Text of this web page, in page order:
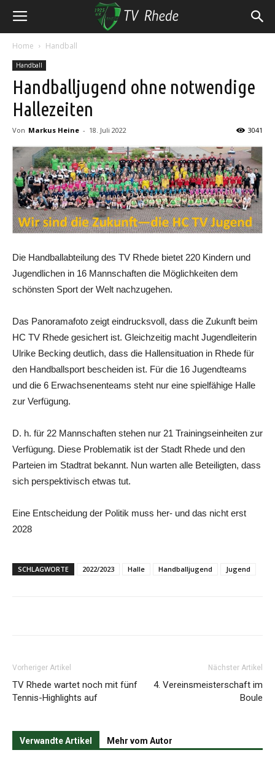
Home Handball
Handball
Handballjugend ohne notwendige
Hallezeiten
Von Markus Heine - 18. Juli 2022 3041
Die Handballabteilung des TV Rhede bietet 220 Kindern und
Jugendlichen in 16 Mannschaften die Möglichkeiten dem
schönsten Sport der Welt nachzugehen.
Das Panoramafoto zeigt eindrucksvoll, dass die Zukunft beim
HC TV Rhede gesichert ist. Gleichzeitig macht Jugendleiterin
Ulrike Becking deutlich, dass die Hallensituation in Rhede für
den Handballsport bescheiden ist. Für die 16 Jugendteams
und die 6 Erwachsenenteams steht nur eine spielfähige Halle
zur Verfügung.
D. h. für 22 Mannschaften stehen nur 21 Trainingseinheiten zur
Verfügung. Diese Problematik ist der Stadt Rhede und den
Parteien im Stadtrat bekannt. Nun warten alle Beteiligten, dass
sich perspektivisch etwas tut.
Eine Entscheidung der Politik muss her- und das nicht erst
2028
SCHLAGWORTE 2022/2023 Halle Handballjugend Jugend
Vorheriger Artikel
TV Rhede wartet noch mit fünf
Tennis-Highlights auf
Nächster Artikel
4. Vereinsmeisterschaft im
Boule
Verwandte Artikel Mehr vom Autor